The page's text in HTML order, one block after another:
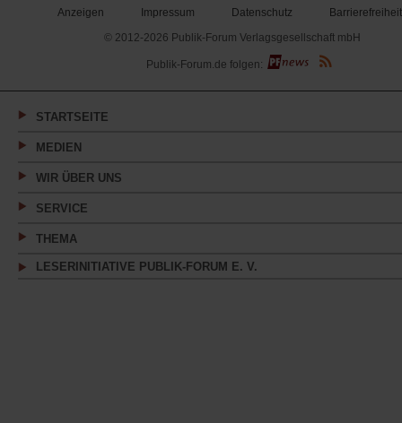
Anzeigen Impressum Datenschutz
Barrierefreiheit
© 2012-2026 Publik-Forum Verlagsgesellschaft mbH
(Öffnet
in
neuen
Publik-Forum.de folgen:
STARTSEITE
MEDIEN
WIR ÜBER UNS
SERVICE
THEMA
LESERINITIATIVE PUBLIK-FORUM E. V.